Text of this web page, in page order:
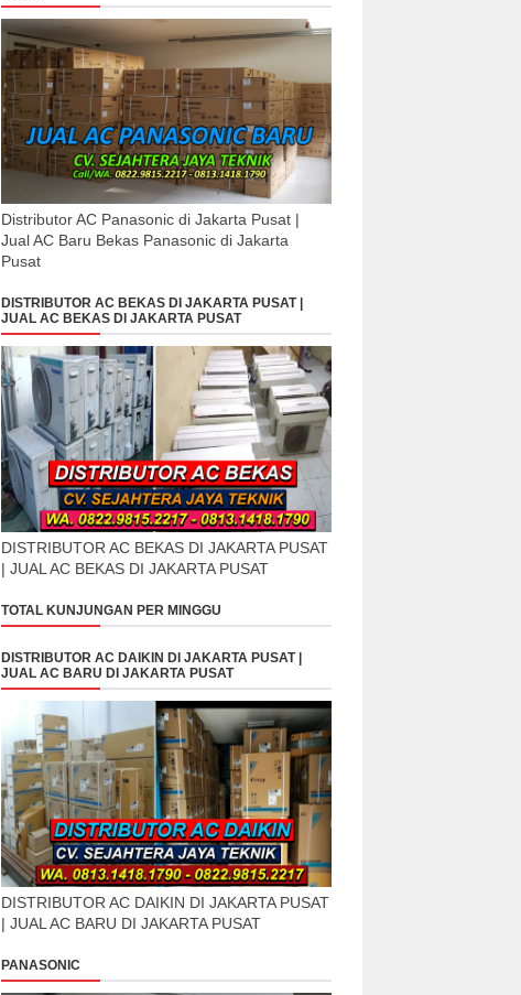
Distributor AC Panasonic di Jakarta Pusat |
Jual AC Baru Bekas Panasonic di Jakarta
Pusat
DISTRIBUTOR AC BEKAS DI JAKARTA PUSAT |
JUAL AC BEKAS DI JAKARTA PUSAT
DISTRIBUTOR AC BEKAS DI JAKARTA PUSAT
| JUAL AC BEKAS DI JAKARTA PUSAT
TOTAL KUNJUNGAN PER MINGGU
DISTRIBUTOR AC DAIKIN DI JAKARTA PUSAT |
JUAL AC BARU DI JAKARTA PUSAT
DISTRIBUTOR AC DAIKIN DI JAKARTA PUSAT
| JUAL AC BARU DI JAKARTA PUSAT
PANASONIC